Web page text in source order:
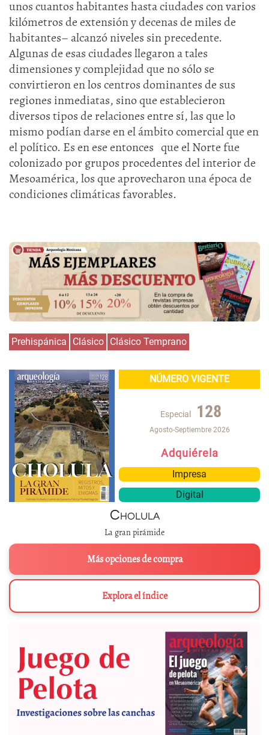
unos cuantos habitantes hasta ciudades con varios
kilómetros de extensión y decenas de miles de
habitantes– alcanzó niveles sin precedente.
Algunas de esas ciudades llegaron a tales
dimensiones y complejidad que no sólo se
convirtieron en los centros dominantes de sus
regiones inmediatas, sino que establecieron
diversos tipos de relaciones entre sí, las que lo
mismo podían darse en el ámbito comercial que en
el político. Es en ese entonces que el Norte fue
colonizado por grupos procedentes del interior de
Mesoamérica, los que aprovecharon una época de
condiciones climáticas favorables.
Prehispánica Clásico Clásico Temprano
NÚMERO VIGENTE
Especial 128
Agosto-Septiembre 2026
Adquiérela
Impresa
Digital
Cholula
La gran pirámide
Más opciones de compra
Explora el índice